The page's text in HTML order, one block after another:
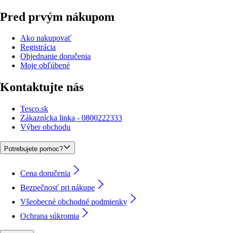
Pred prvým nákupom
Ako nakupovať
Registrácia
Objednanie doručenia
Moje obľúbené
Kontaktujte nás
Tesco.sk
Zákaznícka linka - 0800222333
Výber obchodu
Potrebujete pomoc?
Cena doručenia
Bezpečnosť pri nákupe
Všeobecné obchodné podmienky
Ochrana súkromia